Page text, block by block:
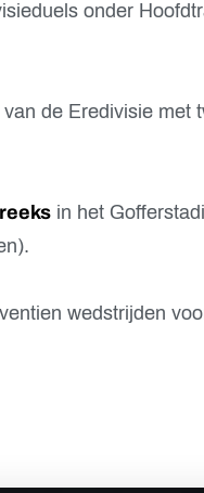
onder
de Eredivisie met
in het
wedstrijden